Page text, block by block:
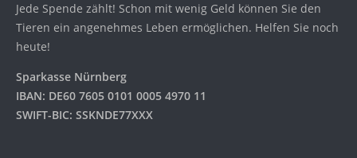
Jede Spende zählt! Schon mit wenig Geld können Sie den
Tieren ein angenehmes Leben ermöglichen. Helfen Sie noch
heute!
Sparkasse Nürnberg
IBAN: DE60 7605 0101 0005 4970 11
SWIFT-BIC: SSKNDE77XXX